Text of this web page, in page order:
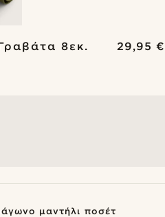
8εκ. 29,95 €
μαντήλι ποσέτ